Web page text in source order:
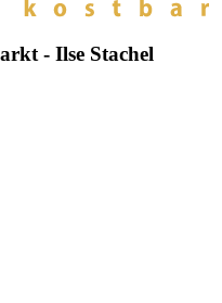
- Ilse Stachel